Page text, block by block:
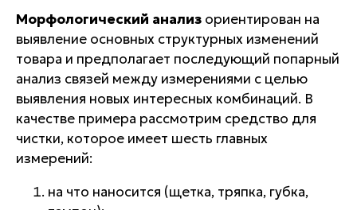
Морфологический анализ ориентирован на
выявление основных структурных изменений
товара и предполагает последующий попарный
анализ связей между измерениями с целью
выявления новых интересных комбинаций. В
качестве примера рассмотрим средство для
чистки, которое имеет шесть главных
измерений:
на что наносится (щетка, тряпка, губка,